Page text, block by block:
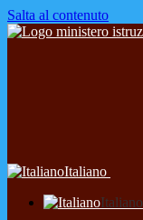
Salta al contenuto
Italiano
Italiano